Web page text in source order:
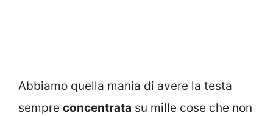
Abbiamo quella mania di avere la testa
sempre concentrata su mille cose che non